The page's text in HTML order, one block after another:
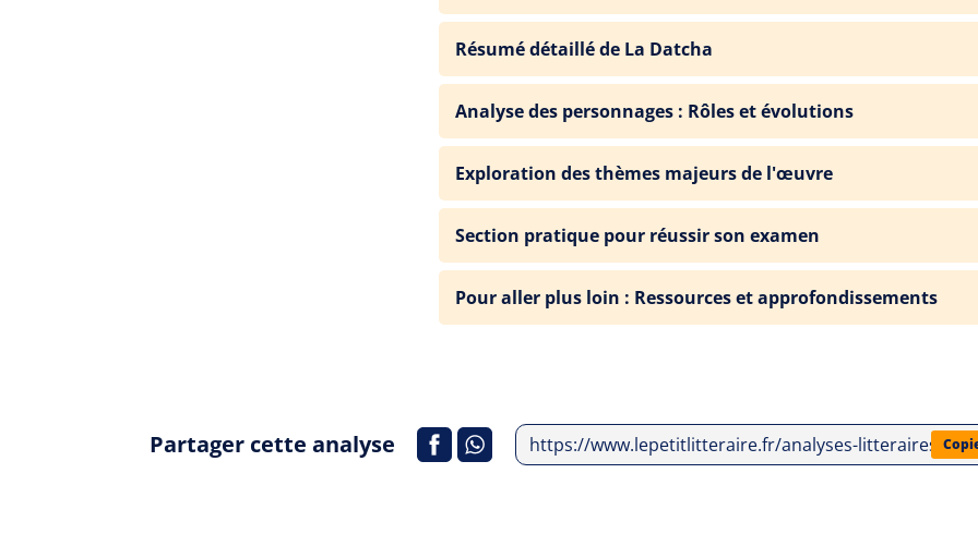
Résumé détaillé de La Datcha
Analyse des personnages : Rôles et évolutions
Exploration des thèmes majeurs de l'œuvre
Section pratique pour réussir son examen
Pour aller plus loin : Ressources et approfondissements
Partager cette analyse https://www.lepetitlitteraire.fr/analyses-litteraires/